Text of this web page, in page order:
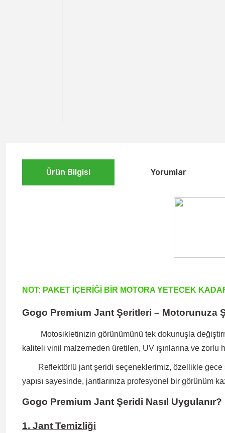
Ürün Bilgisi Yorumlar
NOT: PAKET İÇERİĞİ BİR MOTORA YETECEK
Gogo Premium Jant Şeritleri – Motorunuza
Motosikletinizin görünümünü tek dokunuşla
kaliteli vinil malzemeden üretilen, UV ışınlarına ve
Reflektörlü jant şeridi seçeneklerimiz, özellikle gece
yapısı sayesinde, jantlarınıza profesyonel bir görünüm
Gogo Premium Jant Şeridi Nasıl Uygulanır?
1. Jant Temizliği